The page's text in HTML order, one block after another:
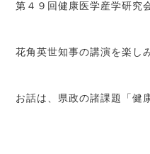
第４９回健康医学産学研究
花角英世知事の講演を楽し
お話は、県政の諸課題「健